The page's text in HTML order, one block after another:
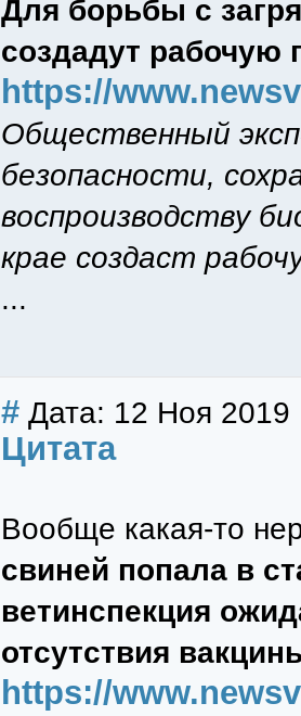
Для борьбы с
создадут рабочую
https://
Общественный
безопасности,
воспроизводству
крае создаст
...
# Дата: 12 Ноя 2019
Цитата
Вообще какая-то
свиней попала в
ветинспекция
отсутствия
https://